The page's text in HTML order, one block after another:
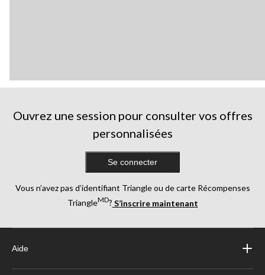
Ouvrez une session pour consulter vos offres
personnalisées
Se connecter
Vous n’avez pas d’identifiant Triangle ou de carte Récompenses
TriangleMD? S’inscrire maintenant
Aide